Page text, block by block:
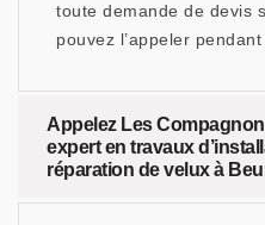
toute demande de devis
pouvez l’appeler
Appelez Les
expert en travaux
réparation de velux à